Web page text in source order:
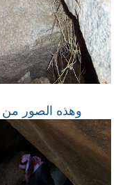
وهذه الصور من